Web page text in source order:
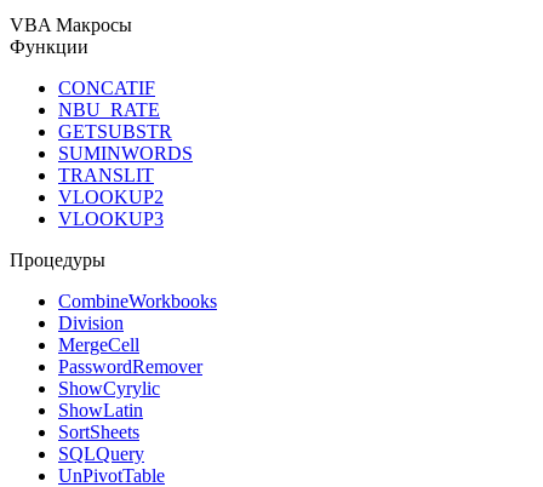
VBA Макросы
Функции
CONCATIF
NBU_RATE
GETSUBSTR
SUMINWORDS
TRANSLIT
VLOOKUP2
VLOOKUP3
Процедуры
CombineWorkbooks
Division
MergeCell
PasswordRemover
ShowCyrylic
ShowLatin
SortSheets
SQLQuery
UnPivotTable